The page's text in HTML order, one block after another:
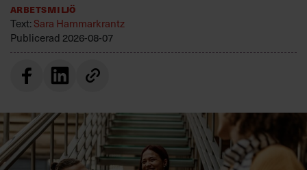
Arbetsmiljö
Text:Sara Hammarkrantz
Publicerad 2026-08-07